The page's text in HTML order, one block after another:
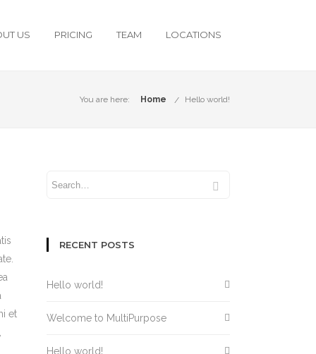
US PRICING TEAM LOCATIONS
You are here: Home Hello world!
et
RECENT POSTS
Hello world!
Welcome to MultiPurpose
Hello world!